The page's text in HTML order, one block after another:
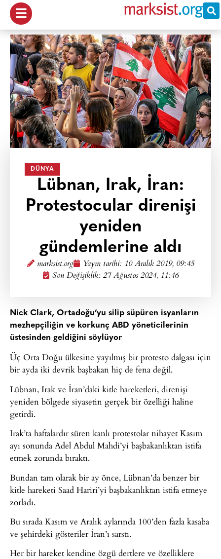
DÜNYA
Lübnan, Irak, İran:
Protestocular direnişi
yeniden
gündemlerine aldı
marksist.org Yayın tarihi: 10 Aralık 2019, 09:45
Son Değişiklik: 27 Ağustos 2024, 11:46
Nick Clark, Ortadoğu’yu silip süpüren isyanların
mezhepçiliğin ve korkunç ABD yöneticilerinin
üstesinden geldiğini söylüyor
Üç Orta Doğu ülkesine yayılmış bir protesto dalgası için
bir ayda iki devrik başbakan hiç de fena değil.
Lübnan, Irak ve İran’daki kitle hareketleri, direnişi
yeniden bölgede siyasetin gerçek bir özelliği haline
getirdi.
Irak’ta haftalardır süren kanlı protestolar nihayet Kasım
ayı sonunda Adel Abdul Mahdi’yi başbakanlıktan istifa
etmek zorunda bıraktı.
Bundan tam olarak bir ay önce, Lübnan’da benzer bir
kitle hareketi Saad Hariri’yi başbakanlıktan istifa etmeye
zorladı.
Bu sırada Kasım ve Aralık aylarında 100’den fazla kasaba
ve şehirdeki gösteriler İran’ı sarstı.
Her bir hareket kendine özgü dertlere ve özelliklere